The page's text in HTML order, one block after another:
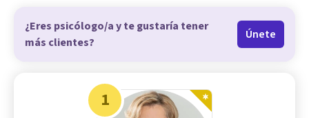
¿Eres psicólogo/a y te gustaría tener
más clientes?
Únete
1